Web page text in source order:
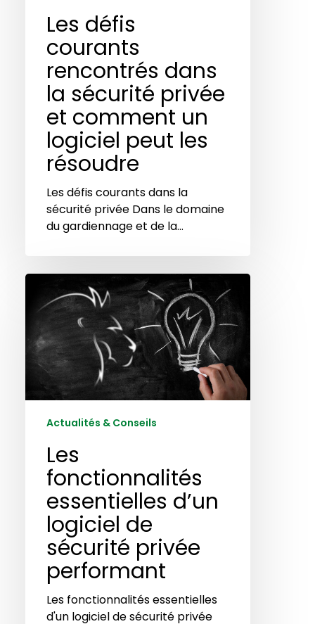
résoudre
Les défis
courants
rencontrés dans
la sécurité privée
et comment un
logiciel peut les
résoudre
Les défis courants dans la
sécurité privée Dans le domaine
du gardiennage et de la…
Les
fonctionnalités
essentielles
d’un
logiciel
de
sécurité
privée
performant
Actualités & Conseils
Les
fonctionnalités
essentielles d’un
logiciel de
sécurité privée
performant
Les fonctionnalités essentielles
d'un logiciel de sécurité privée